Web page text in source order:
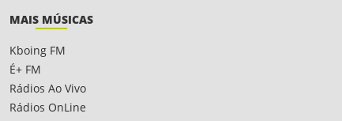
MAIS MÚSICAS
Kboing FM
É+ FM
Rádios Ao Vivo
Rádios OnLine